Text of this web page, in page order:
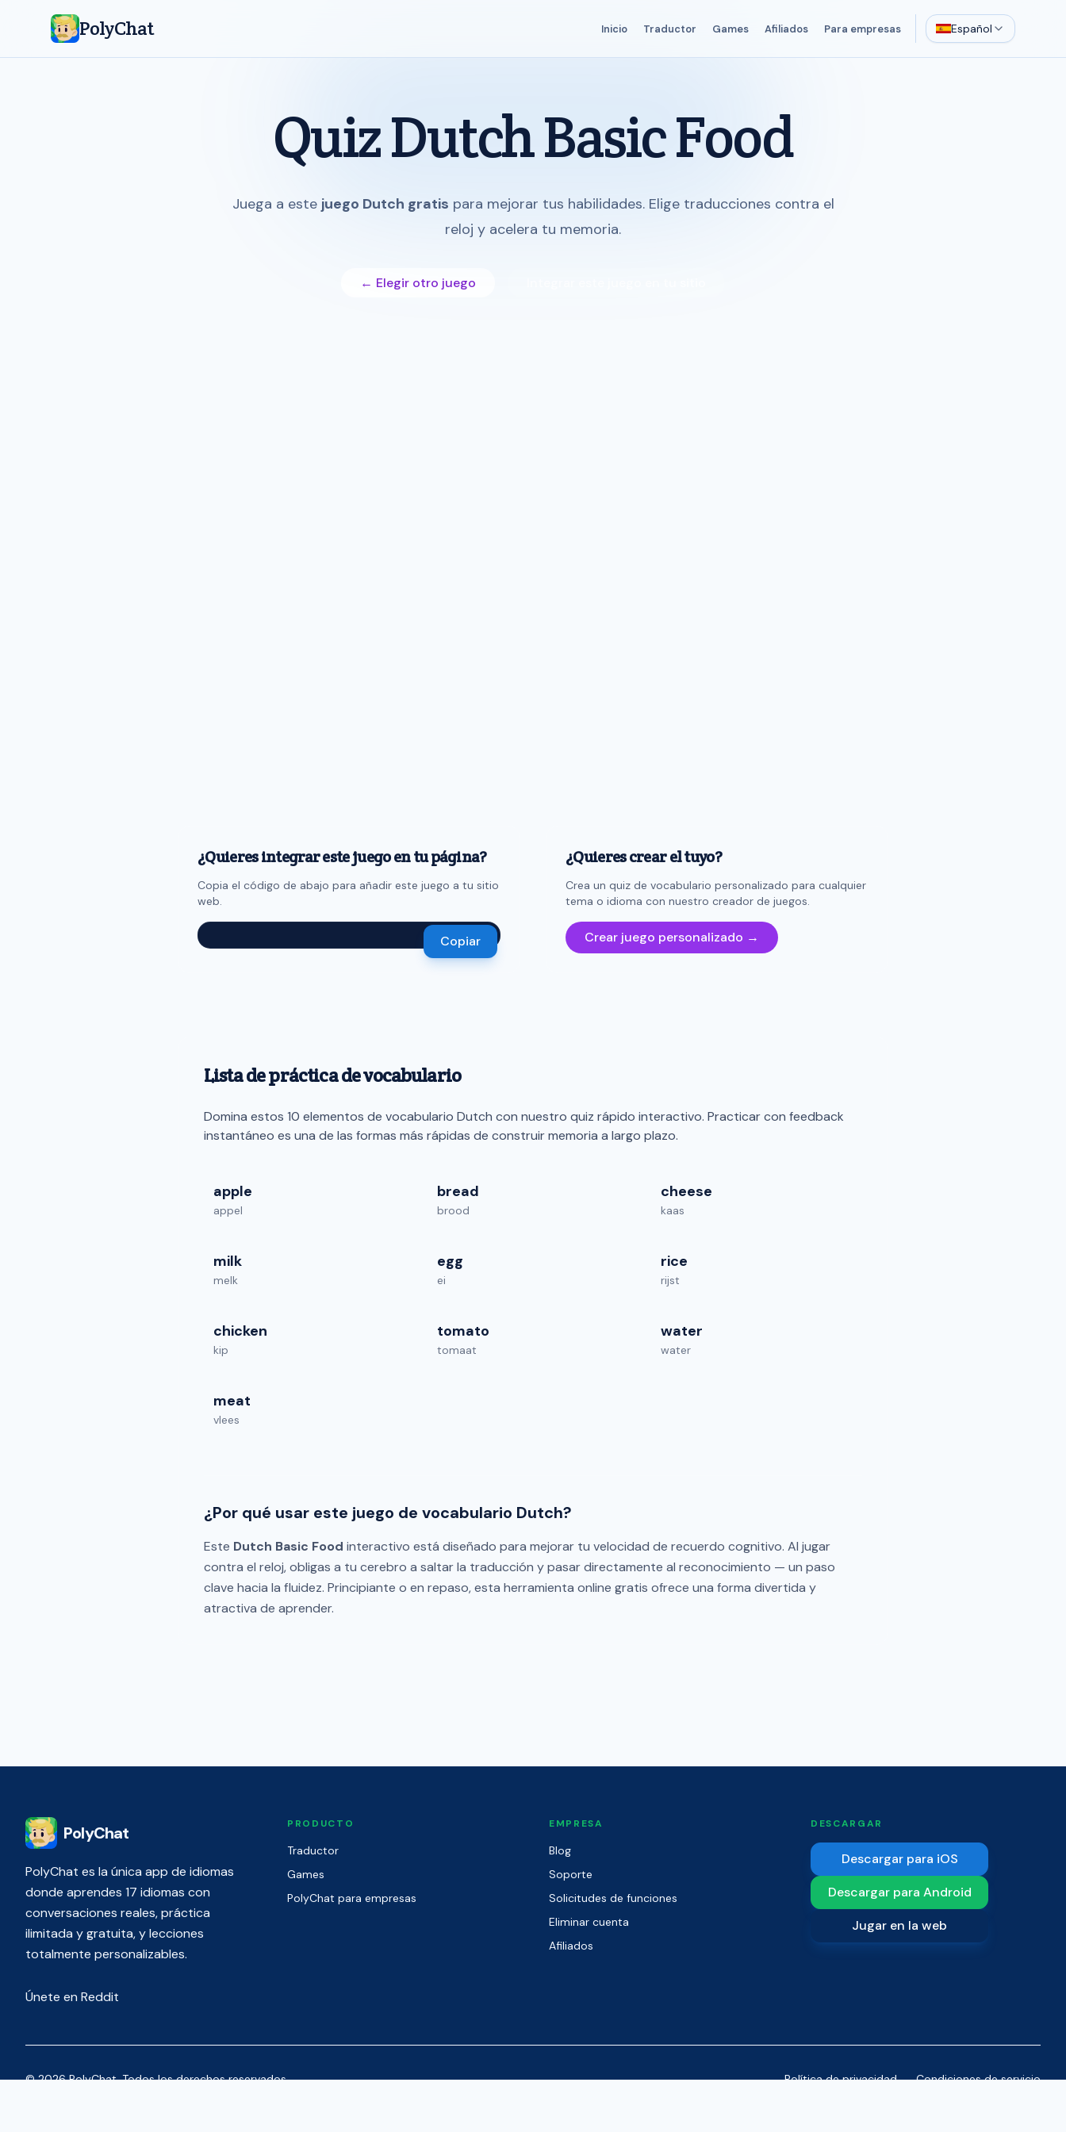
PolyChat Inicio Traductor Games Afiliados Para empresas Español
Quiz Dutch Basic Food
Juega a este juego Dutch gratis para mejorar tus habilidades. Elige traducciones contra el
reloj y acelera tu memoria.
← Elegir otro juego
¿Quieres integrar este juego en tu página?
Copia el código de abajo para añadir este juego a tu sitio
web.
Copiar
¿Quieres crear el tuyo?
Crea un quiz de vocabulario personalizado para cualquier
tema o idioma con nuestro creador de juegos.
Crear juego personalizado →
Lista de práctica de vocabulario
Domina estos 10 elementos de vocabulario Dutch con nuestro quiz rápido interactivo. Practicar con feedback
instantáneo es una de las formas más rápidas de construir memoria a largo plazo.
apple
appel
bread
brood
cheese
kaas
milk
melk
egg
ei
rice
rijst
chicken
kip
tomato
tomaat
water
water
meat
vlees
¿Por qué usar este juego de vocabulario Dutch?
Este Dutch Basic Food interactivo está diseñado para mejorar tu velocidad de recuerdo cognitivo. Al jugar
contra el reloj, obligas a tu cerebro a saltar la traducción y pasar directamente al reconocimiento — un paso
clave hacia la fluidez. Principiante o en repaso, esta herramienta online gratis ofrece una forma divertida y
atractiva de aprender.
PolyChat
PolyChat es la única app de idiomas
donde aprendes 17 idiomas con
conversaciones reales, práctica
ilimitada y gratuita, y lecciones
totalmente personalizables.
Únete en Reddit
PRODUCTO
Traductor
Games
PolyChat para empresas
EMPRESA
Blog
Soporte
Solicitudes de funciones
Eliminar cuenta
Afiliados
DESCARGAR
Descargar para iOS
Descargar para Android
Jugar en la web
© 2026 PolyChat. Todos los derechos reservados. Política de privacidad Condiciones de servicio